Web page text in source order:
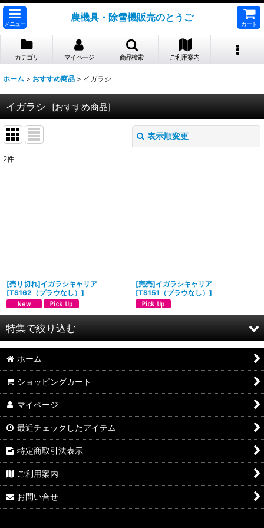
メニュー
農機具・除雪機販売のとうご
カート
カテゴリ マイページ 商品検索 ご利用案内
ホーム > おすすめ商品 > イガラシ
イガラシ [おすすめ商品]
表示順変更
2件
[売り切れ]イガラシキャリア
[TS162（プラウなし） ]
[完売]イガラシキャリア
[TS151（プラウなし） ]
特集で絞り込む
YANMER(ヤンマー）
KUBOTA（クボタ）
Honda（ホンダ）
ISEKI(イセキ)
KIORITZ(共立)
ホーム
ショッピングカート
マイページ
最近チェックしたアイテム
特定商取引法表示
ご利用案内
お問い合せ